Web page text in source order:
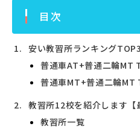
目次
安い教習所ランキングTOP3
普通車AT+普通二輪MT
普通車MT+普通二輪MT
教習所12校を紹介します【
教習所一覧